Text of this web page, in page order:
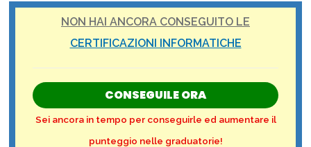
NON HAI ANCORA CONSEGUITO LE
CERTIFICAZIONI INFORMATICHE
CONSEGUILE ORA
Sei ancora in tempo per conseguirle ed aumentare il
punteggio nelle graduatorie!